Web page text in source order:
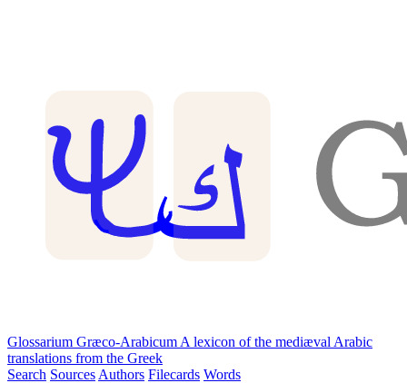
Glossarium Græco-Arabicum A lexicon of the mediæval Arabic
translations from the Greek
Search Sources Authors Filecards Words